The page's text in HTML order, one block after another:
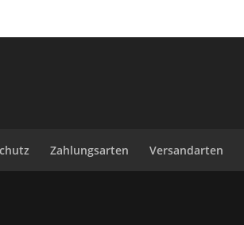
Zahlungsarten Versandarten